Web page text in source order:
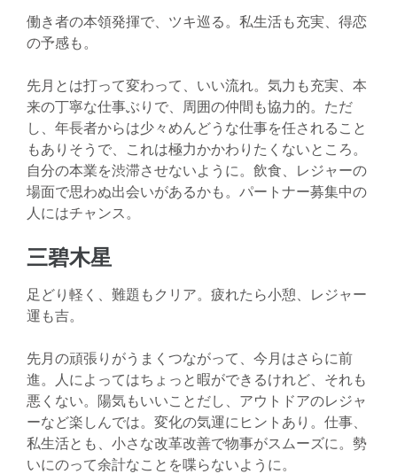
働き者の本領発揮で、ツキ巡る。私生活も充実、得恋
の予感も。
先月とは打って変わって、いい流れ。気力も充実、本
来の丁寧な仕事ぶりで、周囲の仲間も協力的。ただ
し、年長者からは少々めんどうな仕事を任されること
もありそうで、これは極力かかわりたくないところ。
自分の本業を渋滞させないように。飲食、レジャーの
場面で思わぬ出会いがあるかも。パートナー募集中の
人にはチャンス。
三碧木星
足どり軽く、難題もクリア。疲れたら小憩、レジャー
運も吉。
先月の頑張りがうまくつながって、今月はさらに前
進。人によってはちょっと暇ができるけれど、それも
悪くない。陽気もいいことだし、アウトドアのレジャ
ーなど楽しんでは。変化の気運にヒントあり。仕事、
私生活とも、小さな改革改善で物事がスムーズに。勢
いにのって余計なことを喋らないように。